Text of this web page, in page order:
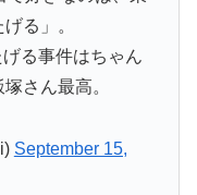
る」。
る事件はちゃん
さん最高。
September 15,